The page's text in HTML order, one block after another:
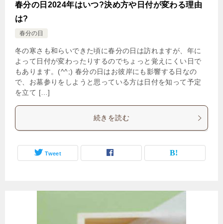
春分の日2024年はいつ?決め方や日付が変わる理由
は?
春分の日
冬の寒さも和らいできた頃に春分の日は訪れますが、年に
よって日付が変わったりするのでちょっと覚えにくい日で
もあります。(^^;) 春分の日はお彼岸にも影響する日なの
で、お墓参りをしようと思っている方は日付を知って予定
を立て […]
続きを読む
Tweet